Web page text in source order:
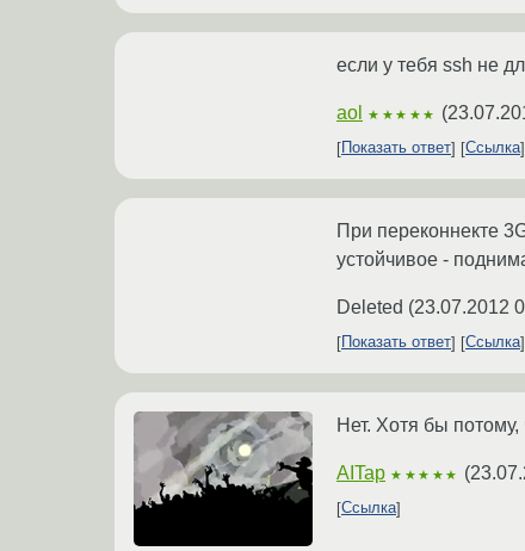
если у тебя ssh не
aol ★★★★★ (
Показать ответ Ссылка
При переконнекте
устойчивое -
Deleted (23.07.2012
Показать ответ Ссылка
Нет. Хотя бы
AITap ★★★★★ (
Ссылка